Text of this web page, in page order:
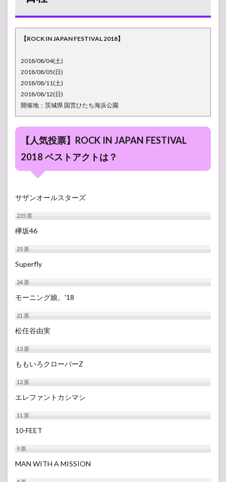
イム
テー
ブ
4日
出演
者ア
ーテ
ィス
ト
リ
2.1
GRASS
2.2
STAGE
STAGE
SOUND
OF
2.5
STAGE
2.6
2.7
STAGE
3
イム
テー
ル】
5日
【ROCK IN JAPAN FESTIVAL 2018】
2018/08/04(土)
2018/08/05(日)
2018/08/11(土)
2018/08/12(日)
開催地：茨城県 国営ひたち海浜公園
【人気投票】ROCK IN JAPAN FESTIVAL
2018 ベストアクトは？
サザンオールスターズ
235票
欅坂46
25票
Superfly
24票
モーニング娘。'18
21票
松任谷由実
13票
ももいろクローバーZ
12票
エレファントカシマシ
11票
10-FEET
9票
MAN WITH A MISSION